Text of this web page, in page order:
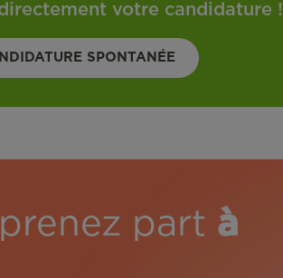
votre candidature !
SPONTANÉE
part à